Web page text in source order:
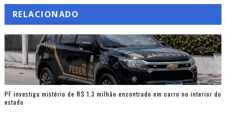
RELACIONADO
PF investiga mistério de R$ 1,3 milhão encontrado em carro no interior do
estado